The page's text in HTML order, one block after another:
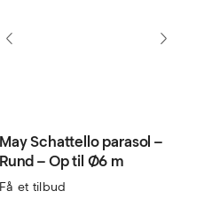
May Schattello parasol –
Rund – Op til Ø6 m
Få et tilbud